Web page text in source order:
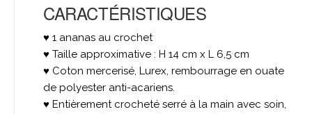
CARACTÉRISTIQUES
♥ 1 ananas au crochet
♥ Taille approximative : H 14 cm x L 6,5 cm
♥ Coton mercerisé, Lurex, rembourrage en ouate
de polyester anti-acariens.
♥ Entièrement crocheté serré à la main avec soin,